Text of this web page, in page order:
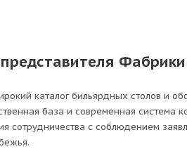
каталог бильярдных столов и
база и современная система
сотрудничества с соблюдением